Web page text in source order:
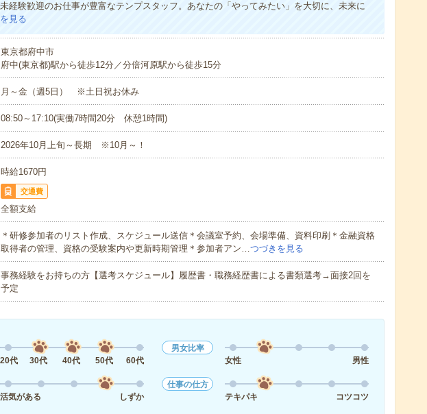
経験歓迎のお仕事が豊富なテンプスタッフ。あなたの「やってみたい」を大切に、未来に
見る
東京都府中市
府中(東京都)駅から徒歩12分／分倍河原駅から徒歩15分
月～金（週5日） ※土日祝お休み
08:50～17:10(実働7時間20分 休憩1時間)
2026年10月上旬～長期 ※10月～！
時給1670円
交通費
全額支給
＊研修参加者のリスト作成、スケジュール送信＊会議室予約、会場準備、資料印刷＊金融資格
取得者の管理、資格の受験案内や更新時期管理＊参加者アン…つづきを見る
事務経験をお持ちの方【選考スケジュール】履歴書・職務経歴書による書類選考→面接2回を
予定
20代
30代 40代 50代 60代
男女比率
女性
男性
活気がある
しずか
仕事の仕方
テキパキ
コツコツ